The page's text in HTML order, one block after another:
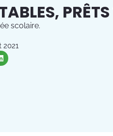
PRÊTS
scolaire.
2021